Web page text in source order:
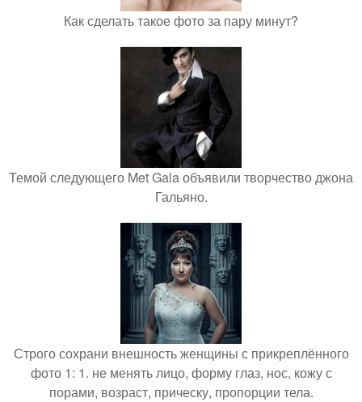
Как сделать такое фото за пару минут?
Темой следующего Met Gala объявили творчество джона
Гальяно.
Строго сохрани внешность женщины с прикреплённого
фото 1: 1. не менять лицо, форму глаз, нос, кожу с
порами, возраст, прическу, пропорции тела.